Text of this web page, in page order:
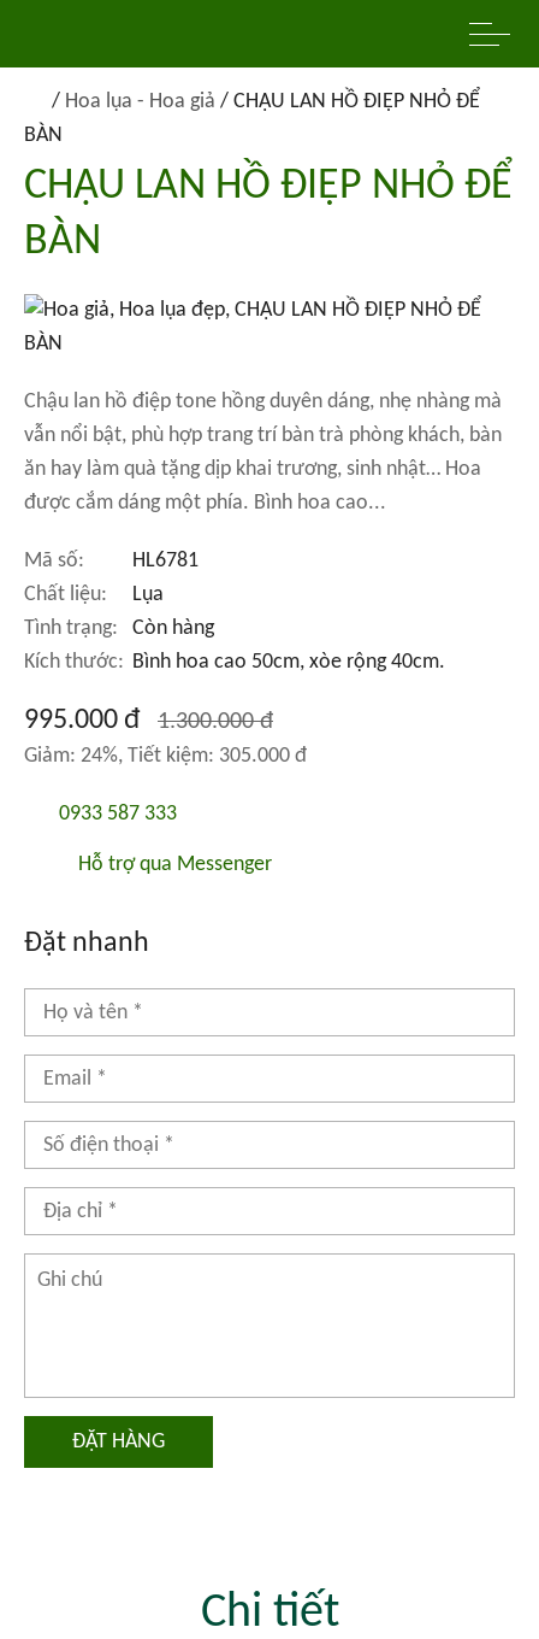
/ Hoa lụa - Hoa giả / CHẬU LAN HỒ ĐIỆP NHỎ ĐỂ
BÀN
CHẬU LAN HỒ ĐIỆP NHỎ ĐỂ
BÀN
Chậu lan hồ điệp tone hồng duyên dáng, nhẹ nhàng mà
vẫn nổi bật, phù hợp trang trí bàn trà phòng khách, bàn
ăn hay làm quà tặng dịp khai trương, sinh nhật… Hoa
được cắm dáng một phía. Bình hoa cao...
Mã số:
HL6781
Chất liệu:
Lụa
Tình trạng:
Còn hàng
Kích thước: Bình hoa cao 50cm, xòe rộng 40cm.
995.000 đ 1.300.000 đ
Giảm: 24%, Tiết kiệm: 305.000 đ
0933 587 333
Hỗ trợ qua Messenger
Đặt nhanh
ĐẶT HÀNG
Chi tiết